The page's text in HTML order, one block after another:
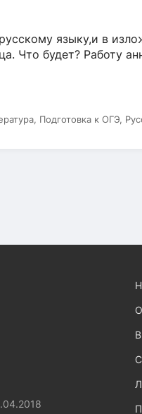
языку,и в
Что будет? Работу
Подготовка к ОГЭ,